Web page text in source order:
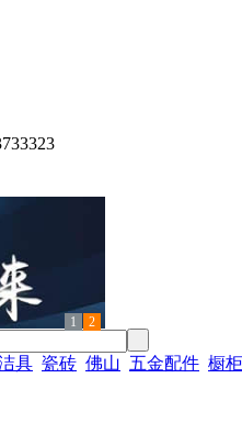
1 2
具 瓷砖 佛山 五金配件 橱柜